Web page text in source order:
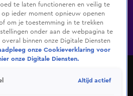
Programma's De Bondgenoten
Shop
in weiland bij Ulestraten
te laten functioneren en veilig te
op ieder moment opnieuw openen
om je toestemming in te trekken
onder aan de webpagina te
overal binnen onze Digitale Diensten
onze Cookieverklaring voor
onze Digitale Diensten.
Altijd actief